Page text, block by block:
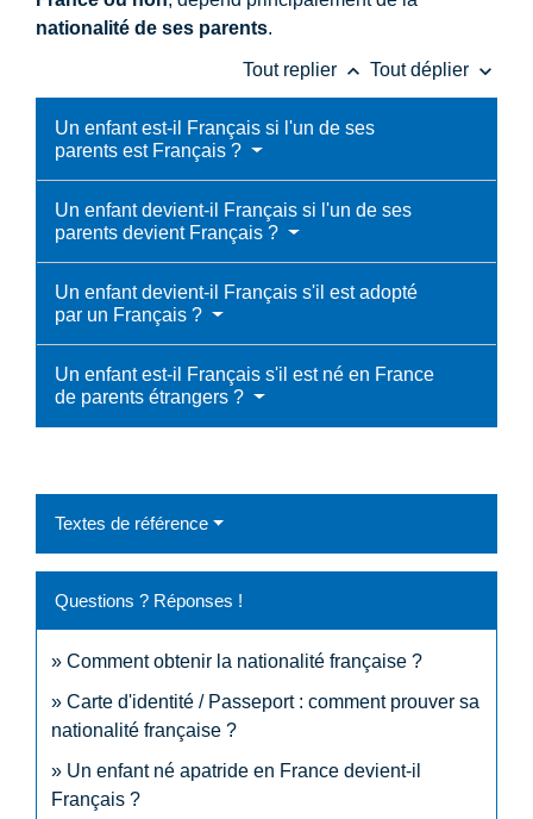
nationalité de ses parents.
Tout replier keyboard_arrow_up Tout déplier keyboard_arrow_down
Un enfant est-il Français si l'un de ses
parents est Français ?
Un enfant devient-il Français si l'un de ses
parents devient Français ?
Un enfant devient-il Français s'il est adopté
par un Français ?
Un enfant est-il Français s'il est né en France
de parents étrangers ?
Textes de référence
Questions ? Réponses !
Comment obtenir la nationalité française ?
Carte d'identité / Passeport : comment prouver sa
nationalité française ?
Un enfant né apatride en France devient-il
Français ?